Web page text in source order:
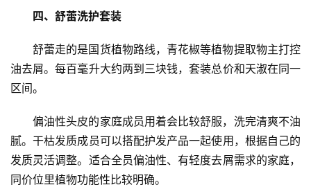
娱
艺
房
产
四、舒蕾洗护套装
舒蕾走的是国货植物路线，青花椒等植物提取物主打控
油去屑。每百毫升大约两到三块钱，套装总价和天淑在同一
区间。
偏油性头皮的家庭成员用着会比较舒服，洗完清爽不油
腻。干枯发质成员可以搭配护发产品一起使用，根据自己的
发质灵活调整。适合全员偏油性、有轻度去屑需求的家庭，
同价位里植物功能性比较明确。